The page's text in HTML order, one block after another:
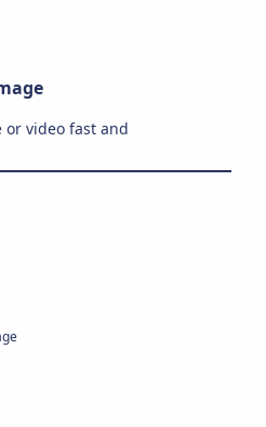
or video fast and